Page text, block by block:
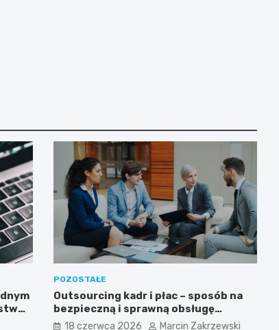
POZOSTAŁE
Outsourcing kadr i płac – sposób na
bezpieczną i sprawną obsługę
pracowników
18 czerwca 2026 Marcin Zakrzewski